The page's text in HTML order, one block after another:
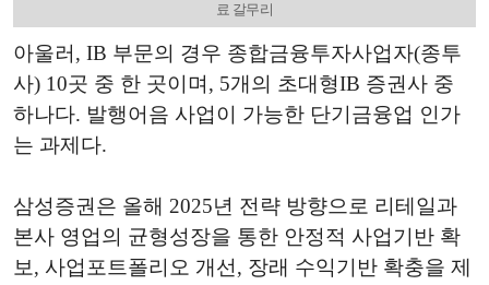
료 갈무리
아울러, IB 부문의 경우 종합금융투자사업자(종투
사) 10곳 중 한 곳이며, 5개의 초대형IB 증권사 중
하나다. 발행어음 사업이 가능한 단기금융업 인가
는 과제다.
삼성증권은 올해 2025년 전략 방향으로 리테일과
본사 영업의 균형성장을 통한 안정적 사업기반 확
보, 사업포트폴리오 개선, 장래 수익기반 확충을 제